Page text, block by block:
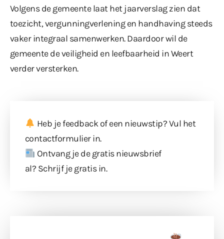
Volgens de gemeente laat het jaarverslag zien dat
toezicht, vergunningverlening en handhaving steeds
vaker integraal samenwerken. Daardoor wil de
gemeente de veiligheid en leefbaarheid in Weert
verder versterken.
Heb je feedback of een nieuwstip? Vul het
contactformulierin.
Ontvang je de gratis nieuwsbrief
al? Schrijf je gratis in.